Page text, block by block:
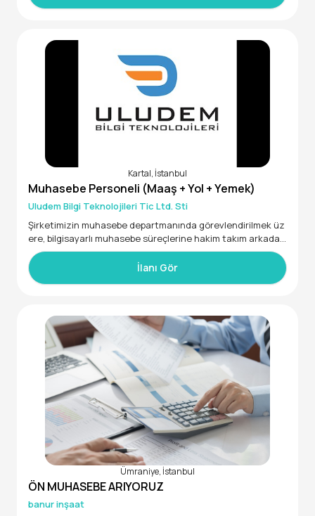
Kartal, İstanbul
Muhasebe Personeli (Maaş + Yol + Yemek)
Uludem Bilgi Teknolojileri Tic Ltd. Sti
​Şirketimizin muhasebe departmanında görevlendirilmek üz
ere, bilgisayarlı muhasebe süreçlerine hakim takım arkadaşı
arıyoruz.
​Aranan Nitelikler:
​Üniversitelerin veya liselerin ilgili bölümlerinden mezun,
İlanı Gör
Ümraniye, İstanbul
ÖN MUHASEBE ARIYORUZ
banur inşaat